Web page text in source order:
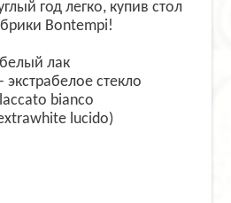
год легко, купив стол
Bontempi!
лак
стекло
bianco
lucido)